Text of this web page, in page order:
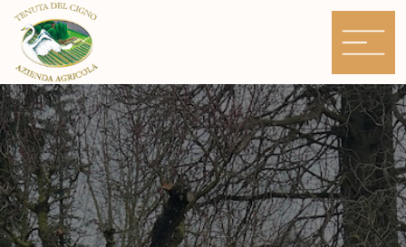
Skip
content